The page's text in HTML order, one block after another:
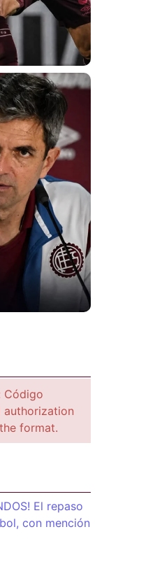
Código
authorization
format.
El repaso
con mención